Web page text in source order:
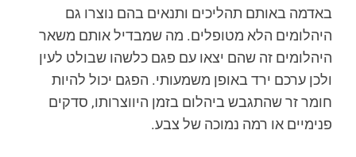
באדמה באותם תהליכים ותנאים בהם נוצרו גם
היהלומים הלא מטופלים. מה שמבדיל אותם משאר
היהלומים זה שהם יצאו עם פגם כלשהו שבולט לעין
ולכן ערכם ירד באופן משמעותי. הפגם יכול להיות
חומר זר שהתגבש ביהלום בזמן היווצרותו, סדקים
פנימיים או רמה נמוכה של צבע.